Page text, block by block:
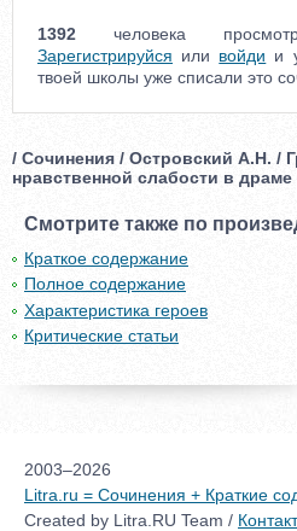
1392 человека
Зарегистрируйся или войди и
твоей школы уже списали это
/ Сочинения / Островский А.Н. /
нравственной слабости в драме
Смотрите также по
Краткое содержание
Полное содержание
Характеристика героев
Критические статьи
2003–2026
Litra.ru = Сочинения + Краткие
Created by Litra.RU Team /